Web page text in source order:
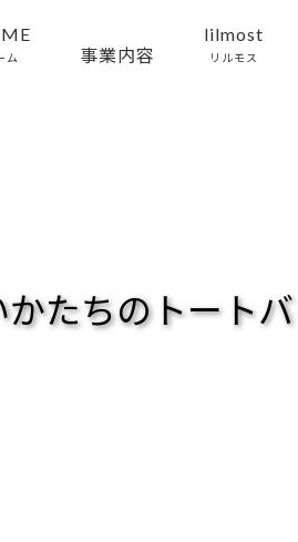
ム 事業内容
lilmost
リルモス
たちのトート